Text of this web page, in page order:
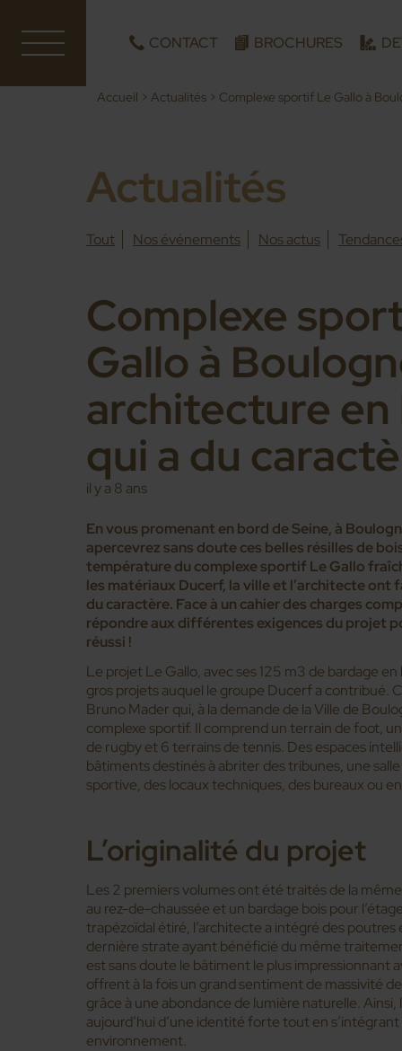
CONTACT BROCHURES
Accueil > Actualités > Complexe sportif Le Gallo à
Actualités
Tout Nos événements Nos actus
Complexe
Gallo à
architecture en
qui a du
il y a 8 ans
En vous promenant en bord de Seine, à
apercevrez sans doute ces belles résilles de
température du complexe sportif Le Gallo
les matériaux Ducerf, la ville et l’architecte ont
du caractère. Face à un cahier des charges
répondre aux différentes exigences du projet
réussi !
Le projet Le Gallo, avec ses 125 m3 de bardage en
gros projets auquel le groupe Ducerf a contribué.
Bruno Mader qui, à la demande de la Ville de
complexe sportif. Il comprend un terrain de foot,
de rugby et 6 terrains de tennis. Des espaces
bâtiments destinés à abriter des tribunes, une
sportive, des locaux techniques, des bureaux ou
L’originalité du projet
Les 2 premiers volumes ont été traités de la
au rez-de-chaussée et un bardage bois pour
trapézoïdal étiré, l’architecte a intégré des
dernière strate ayant bénéficié du même
est sans doute le bâtiment le plus impressionnant
offrent à la fois un grand sentiment de massivité
grâce à une abondance de lumière naturelle.
aujourd’hui d’une identité forte tout en
environnement.